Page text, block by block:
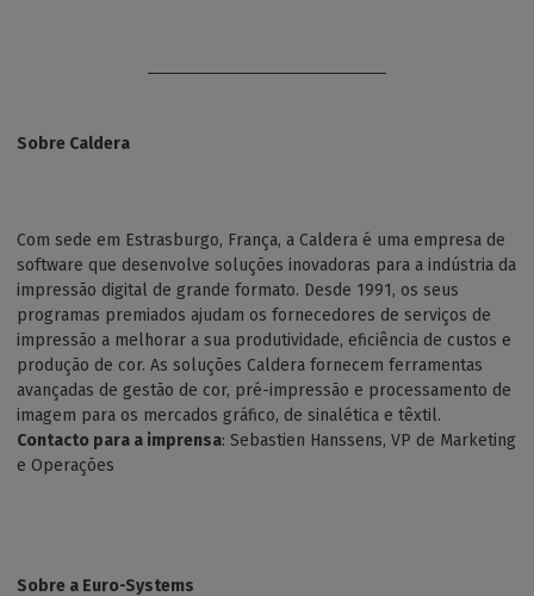
Sobre Caldera
Com sede em Estrasburgo, França, a Caldera é uma empresa de
software que desenvolve soluções inovadoras para a indústria da
impressão digital de grande formato. Desde 1991, os seus
programas premiados ajudam os fornecedores de serviços de
impressão a melhorar a sua produtividade, eficiência de custos e
produção de cor. As soluções Caldera fornecem ferramentas
avançadas de gestão de cor, pré-impressão e processamento de
imagem para os mercados gráfico, de sinalética e têxtil.
Contacto para a imprensa: Sebastien Hanssens, VP de Marketing
e Operações
Sobre a Euro-Systems